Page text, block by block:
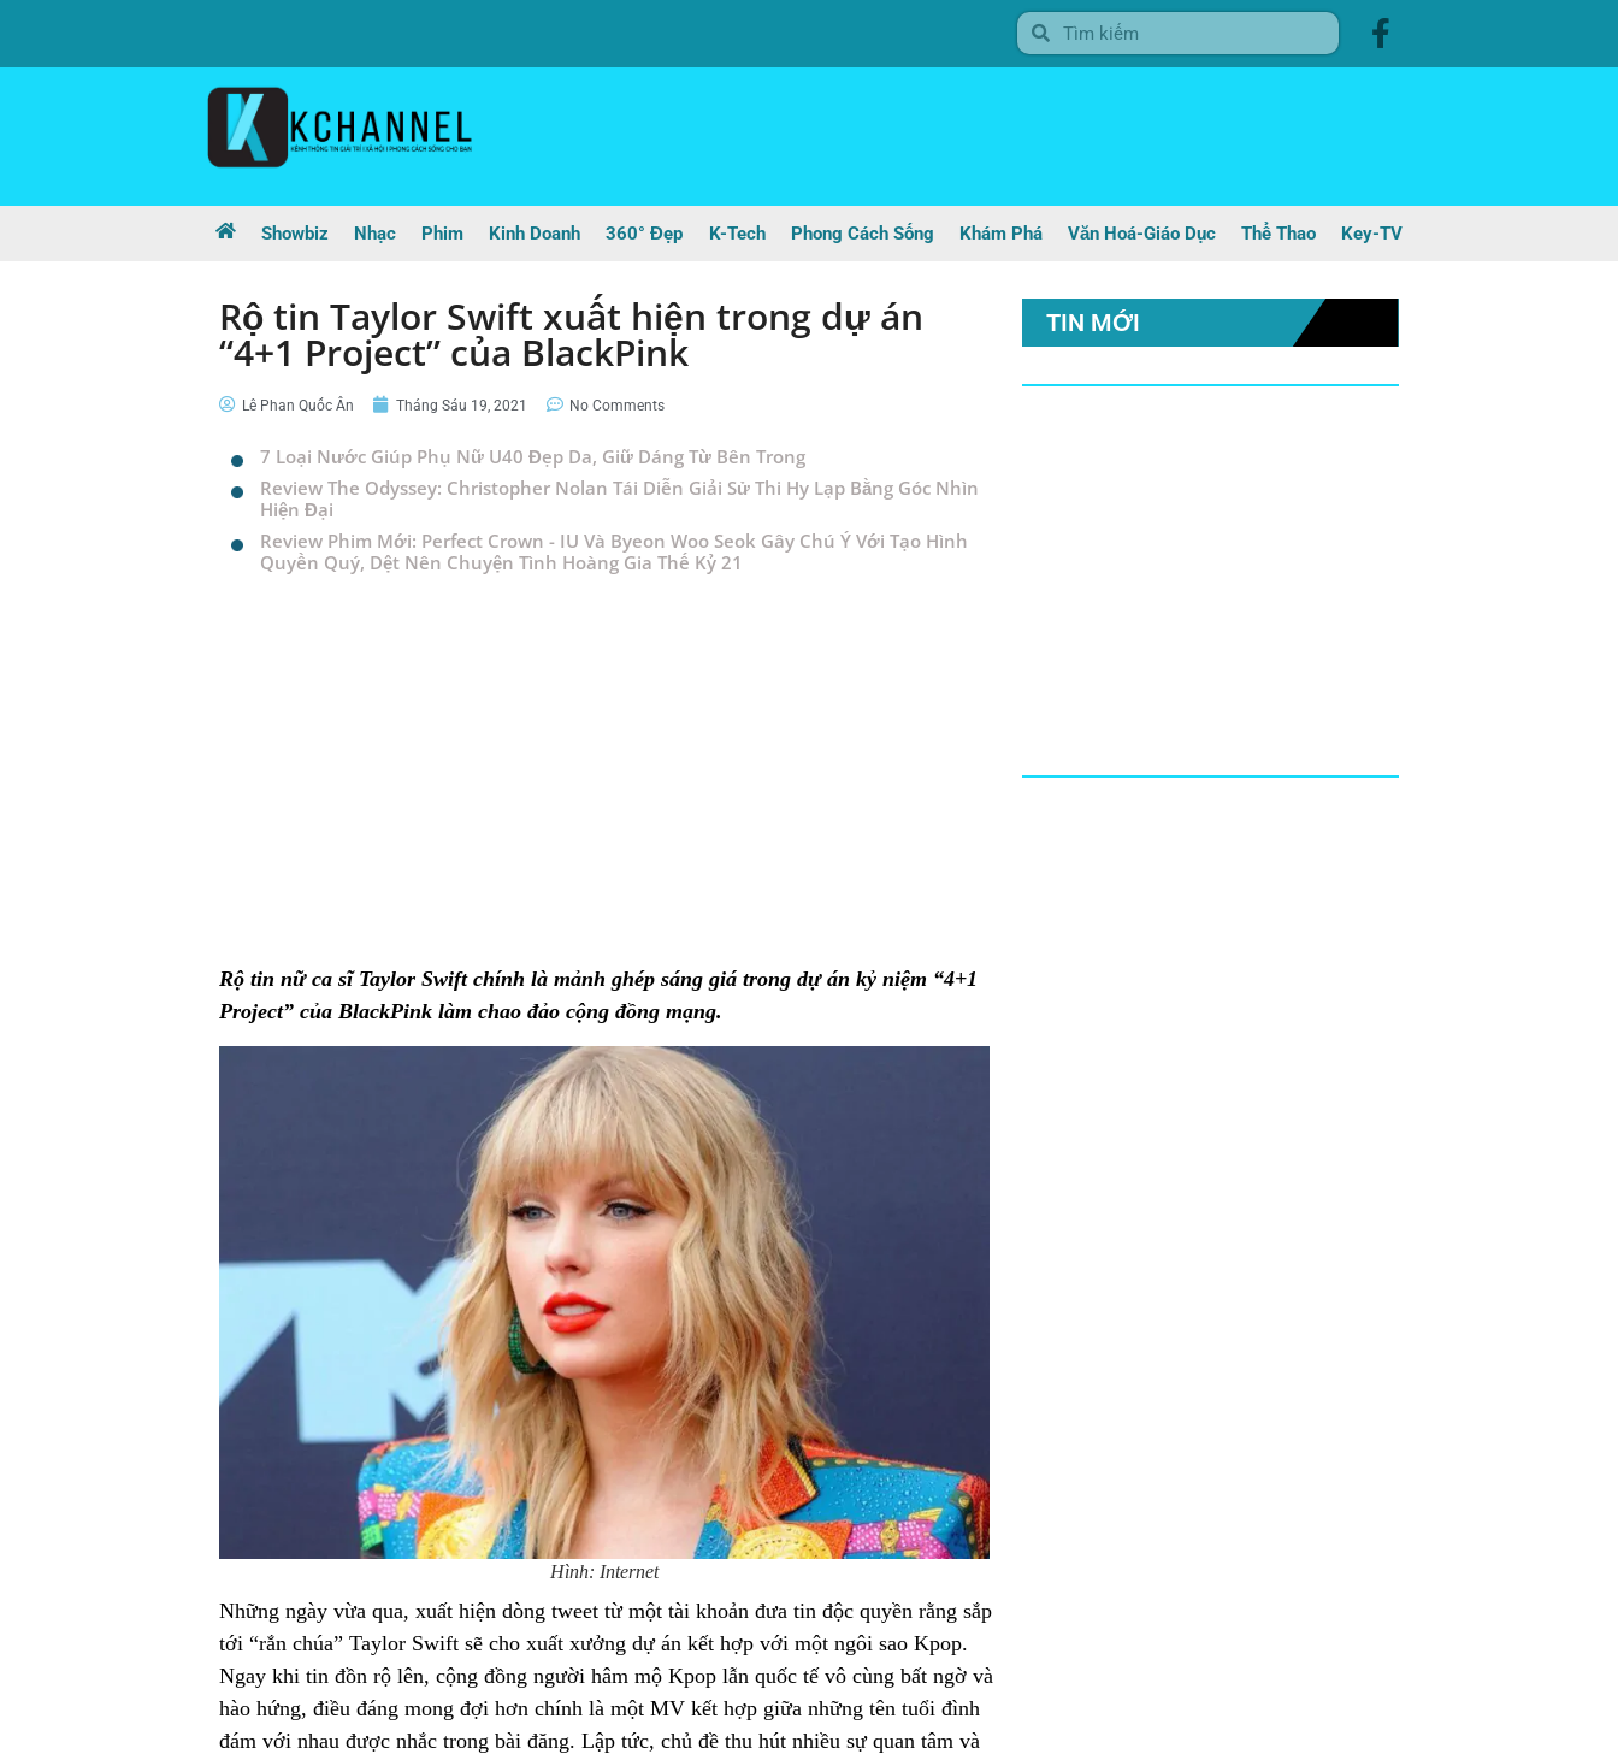
Showbiz Nhạc Phim Kinh Doanh 360° Đẹp K-Tech Phong Cách Sống Khám Phá Văn Hoá-Giáo Dục Thể Thao Key-TV
Rộ tin Taylor Swift xuất hiện trong dự án
“4+1 Project” của BlackPink
Lê Phan Quốc Ân Tháng Sáu 19, 2021 No Comments
7 Loại Nước Giúp Phụ Nữ U40 Đẹp Da, Giữ Dáng Từ Bên Trong
Review The Odyssey: Christopher Nolan Tái Diễn Giải Sử Thi Hy Lạp Bằng Góc Nhìn
Hiện Đại
Review Phim Mới: Perfect Crown - IU Và Byeon Woo Seok Gây Chú Ý Với Tạo Hình
Quyền Quý, Dệt Nên Chuyện Tình Hoàng Gia Thế Kỷ 21
Rộ tin nữ ca sĩ Taylor Swift chính là mảnh ghép sáng giá trong dự án kỷ niệm “4+1
Project” của BlackPink làm chao đảo cộng đồng mạng.
Hình: Internet
Những ngày vừa qua, xuất hiện dòng tweet từ một tài khoản đưa tin độc quyền rằng sắp
tới “rắn chúa” Taylor Swift sẽ cho xuất xưởng dự án kết hợp với một ngôi sao Kpop.
Ngay khi tin đồn rộ lên, cộng đồng người hâm mộ Kpop lẫn quốc tế vô cùng bất ngờ và
hào hứng, điều đáng mong đợi hơn chính là một MV kết hợp giữa những tên tuổi đình
đám với nhau được nhắc trong bài đăng. Lập tức, chủ đề thu hút nhiều sự quan tâm và
TIN MỚI